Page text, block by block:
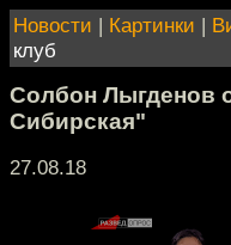
Новости | Картинки |
клуб
Солбон Лыгденов
Сибирская"
27.08.18